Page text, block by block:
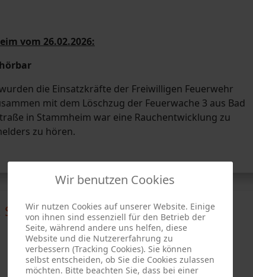
vom 26.02.2026:
die Einsatzkräfte der Freiwilligen Feuerwehr
mit dem Löschzug der Feuerwache 3 aus Bad
in Stammheim war eine Rauchentwicklung zu
zu hören.
Stuttgart-Stammheim
Wir benutzen Cookies
Wir nutzen Cookies auf unserer Website. Einige
von ihnen sind essenziell für den Betrieb der
Seite, während andere uns helfen, diese
Website und die Nutzererfahrung zu
verbessern (Tracking Cookies). Sie können
selbst entscheiden, ob Sie die Cookies zulassen
möchten. Bitte beachten Sie, dass bei einer